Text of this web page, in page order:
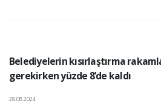
Belediyelerin kısırlaştırma
gerekirken yüzde 8’de kaldı
28.08.2024